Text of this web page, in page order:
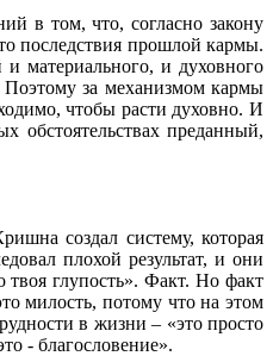
в том, что, согласно закону
последствия прошлой кармы.
материального, и духовного
Поэтому за механизмом кармы
чтобы расти духовно. И
преданный,
создал систему, которая
плохой результат, и они
глупость». Факт. Но факт
милость, потому что на этом
в жизни – «это просто
- благословение».